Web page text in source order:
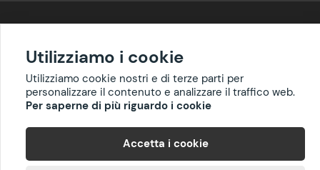
risorse. I contenuti estratti da Wikipedia sono riproducibili con licenza
cc-by-sa.
Utilizziamo i cookie
Utilizziamo cookie nostri e di terze parti per
personalizzare il contenuto e analizzare il traffico web.
Per saperne di più riguardo i cookie
Accetta i cookie